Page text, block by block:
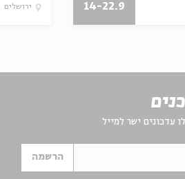
14-22.9 ירושלים
עדכונים ישר למייל
הרשמה